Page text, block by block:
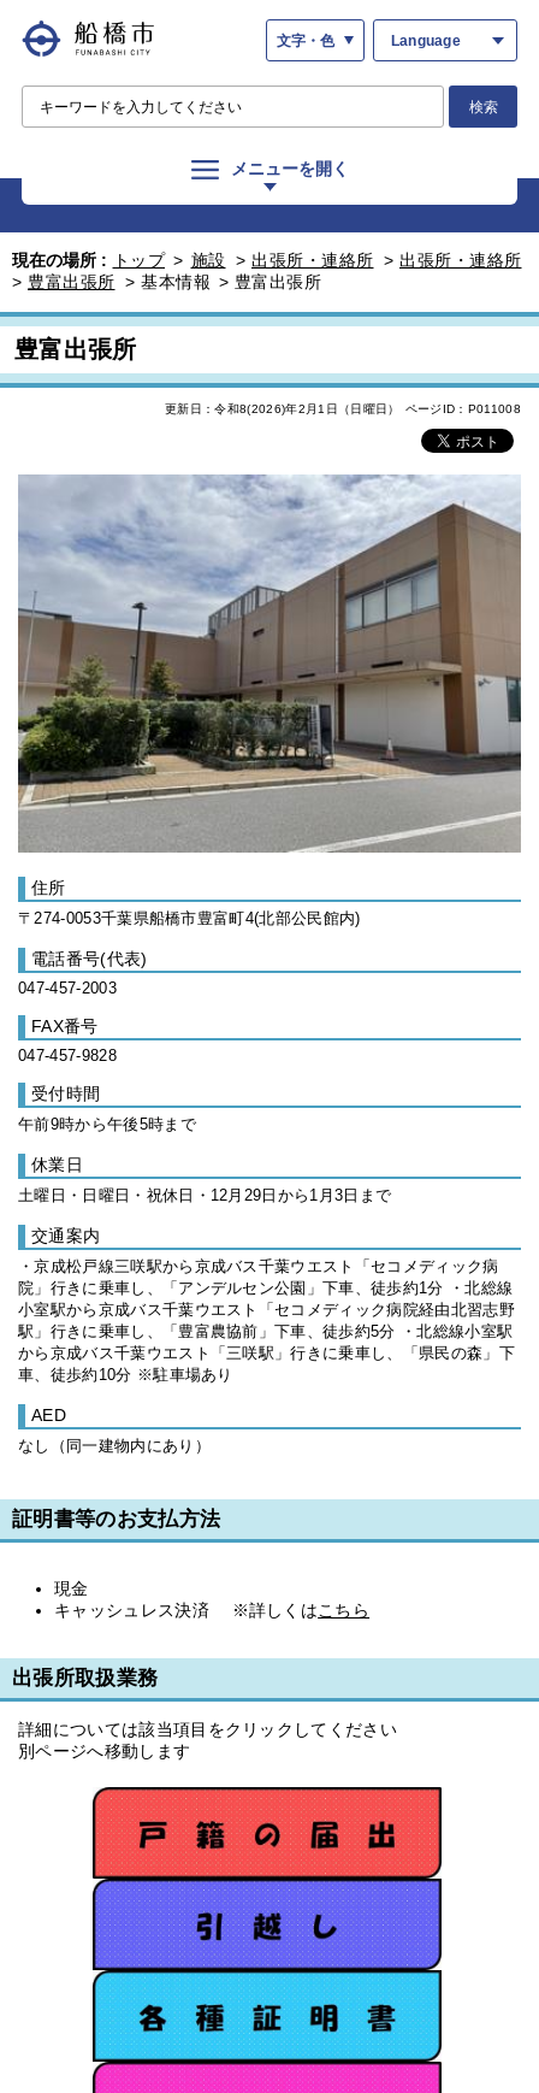
文字・色 Language
検索
メニューを開く
現在の場所 : トップ > 施設 > 出張所・連絡所 > 出張所・連絡所
> 豊富出張所 > 基本情報 > 豊富出張所
豊富出張所
更新日：令和8(2026)年2月1日（日曜日） ページID：P011008
住所
〒274-0053千葉県船橋市豊富町4(北部公民館内)
電話番号(代表)
047-457-2003
FAX番号
047-457-9828
受付時間
午前9時から午後5時まで
休業日
土曜日・日曜日・祝休日・12月29日から1月3日まで
交通案内
・京成松戸線三咲駅から京成バス千葉ウエスト「セコメディック病
院」行きに乗車し、「アンデルセン公園」下車、徒歩約1分 ・北総線
小室駅から京成バス千葉ウエスト「セコメディック病院経由北習志野
駅」行きに乗車し、「豊富農協前」下車、徒歩約5分 ・北総線小室駅
から京成バス千葉ウエスト「三咲駅」行きに乗車し、「県民の森」下
車、徒歩約10分 ※駐車場あり
AED
なし（同一建物内にあり）
証明書等のお支払方法
現金
キャッシュレス決済 ※詳しくはこちら
出張所取扱業務
詳細については該当項目をクリックしてください
別ページへ移動します